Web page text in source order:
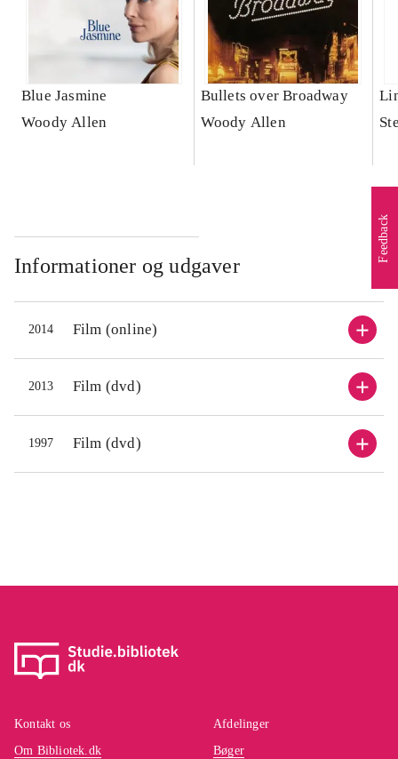
Blue Jasmine
Woody Allen
Bullets over Broadway
Woody Allen
Informationer og udgaver
2014 Film (online)
2013 Film (dvd)
1997 Film (dvd)
Feedback
Kontakt os
Om Bibliotek.dk
Afdelinger
Bøger